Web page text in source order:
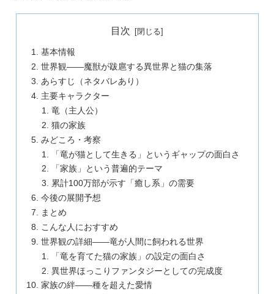
目次
基本情報
世界観——魔獣が跋扈する異世界と猫の集落
あらすじ（ネタバレあり）
主要キャラクター
竜（主人公）
猫の家族
みどころ・考察
「竜が猫として生きる」というギャップの面白さ
「家族」という普遍的テーマ
累計100万部が示す「癒し系」の需要
今後の展開予想
まとめ
こんな人におすすめ
世界観の詳細——竜が人間に飼われる世界
「竜を育てた猫の家族」の設定の面白さ
異世界ほっこりファンタジーとしての完成度
家族の絆——種を超えた愛情